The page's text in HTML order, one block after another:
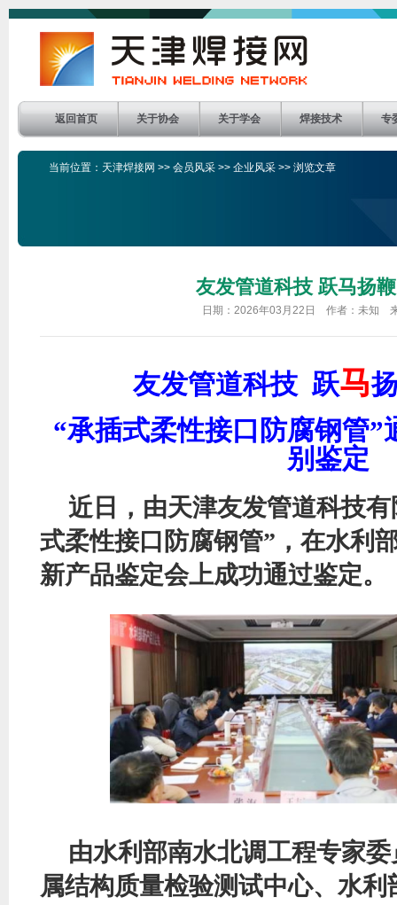
返回首页 关于协会 关于学会 焊接技术 专
当前位置： 天津焊接网 >> 会员风采 >> 企业风采 >> 浏览文章
友发管道科技 跃马扬
日期：2026年03月22日 作者：未知
友发管道科技 跃马
“承插式柔性接口防腐钢管”
别鉴定
近日，由天津友发管道科技
式柔性接口防腐钢管”，在水利
新产品鉴定会上成功通过鉴定。
由水利部南水北调工程专家
属结构质量检验测试中心、水利